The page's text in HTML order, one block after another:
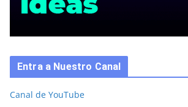
Entra a Nuestro Canal
Canal de YouTube